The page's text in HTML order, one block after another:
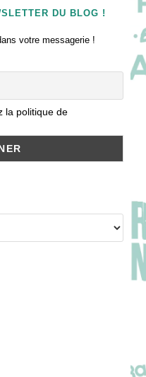
DU BLOG !
votre messagerie !
la politique de